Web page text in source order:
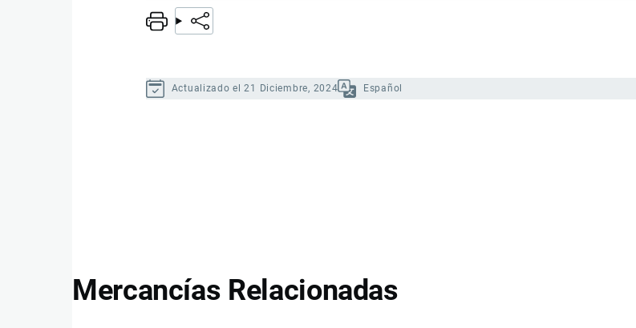
Actualizado el 21 Diciembre, 2024 Español
Mercancías Relacionadas